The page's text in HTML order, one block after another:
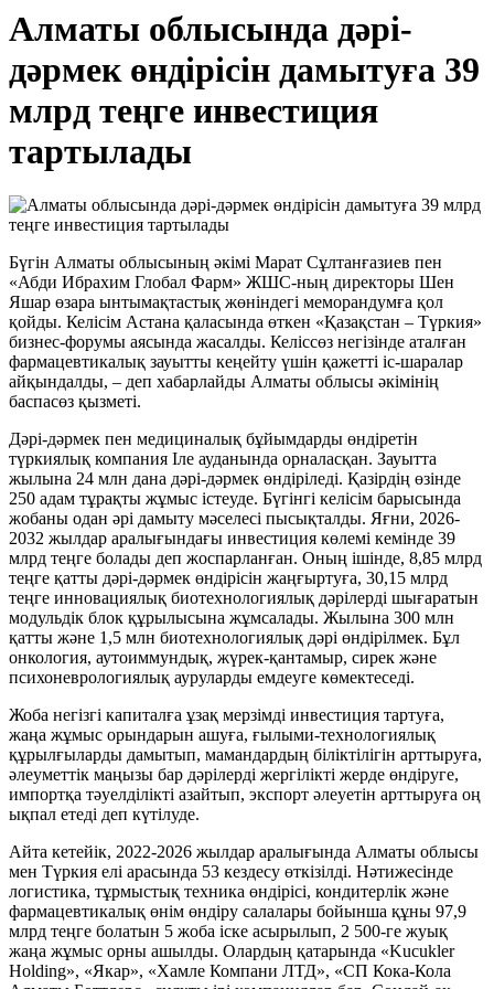
Алматы облысында дәрі-
дәрмек өндірісін дамытуға 39
млрд теңге инвестиция
тартылады
Бүгін Алматы облысының әкімі Марат Сұлтанғазиев пен
«Абди Ибрахим Глобал Фарм» ЖШС-ның директоры Шен
Яшар өзара ынтымақтастық жөніндегі меморандумға қол
қойды. Келісім Астана қаласында өткен «Қазақстан – Түркия»
бизнес-форумы аясында жасалды. Келіссөз негізінде аталған
фармацевтикалық зауытты кеңейту үшін қажетті іс-шаралар
айқындалды, – деп хабарлайды Алматы облысы әкімінің
баспасөз қызметі.
Дәрі-дәрмек пен медициналық бұйымдарды өндіретін
түркиялық компания Іле ауданында орналасқан. Зауытта
жылына 24 млн дана дәрі-дәрмек өндіріледі. Қазірдің өзінде
250 адам тұрақты жұмыс істеуде. Бүгінгі келісім барысында
жобаны одан әрі дамыту мәселесі пысықталды. Яғни, 2026-
2032 жылдар аралығындағы инвестиция көлемі кемінде 39
млрд теңге болады деп жоспарланған. Оның ішінде, 8,85 млрд
теңге қатты дәрі-дәрмек өндірісін жаңғыртуға, 30,15 млрд
теңге инновациялық биотехнологиялық дәрілерді шығаратын
модульдік блок құрылысына жұмсалады. Жылына 300 млн
қатты және 1,5 млн биотехнологиялық дәрі өндірілмек. Бұл
онкология, аутоиммундық, жүрек-қантамыр, сирек және
психоневрологиялық ауруларды емдеуге көмектеседі.
Жоба негізгі капиталға ұзақ мерзімді инвестиция тартуға,
жаңа жұмыс орындарын ашуға, ғылыми-технологиялық
құрылғыларды дамытып, мамандардың біліктілігін арттыруға,
әлеуметтік маңызы бар дәрілерді жергілікті жерде өндіруге,
импортқа тәуелділікті азайтып, экспорт әлеуетін арттыруға оң
ықпал етеді деп күтілуде.
Айта кетейік, 2022-2026 жылдар аралығында Алматы облысы
мен Түркия елі арасында 53 кездесу өткізілді. Нәтижесінде
логистика, тұрмыстық техника өндірісі, кондитерлік және
фармацевтикалық өнім өндіру салалары бойынша құны 97,9
млрд теңге болатын 5 жоба іске асырылып, 2 500-ге жуық
жаңа жұмыс орны ашылды. Олардың қатарында «Kucukler
Holding», «Якар», «Хамле Компани ЛТД», «СП Кока-Кола